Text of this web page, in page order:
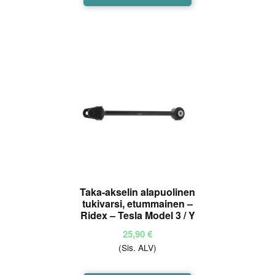
Taka-akselin alapuolinen
tukivarsi, etummainen –
Ridex – Tesla Model 3 / Y
25,90€
(Sis. ALV)